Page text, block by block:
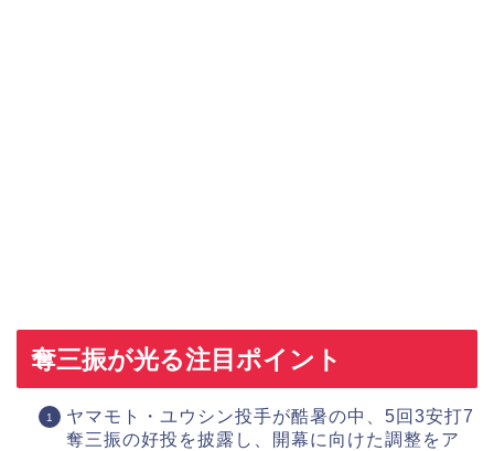
奪三振が光る注目ポイント
ヤマモト・ユウシン投手が酷暑の中、5回3安打7
奪三振の好投を披露し、開幕に向けた調整をア